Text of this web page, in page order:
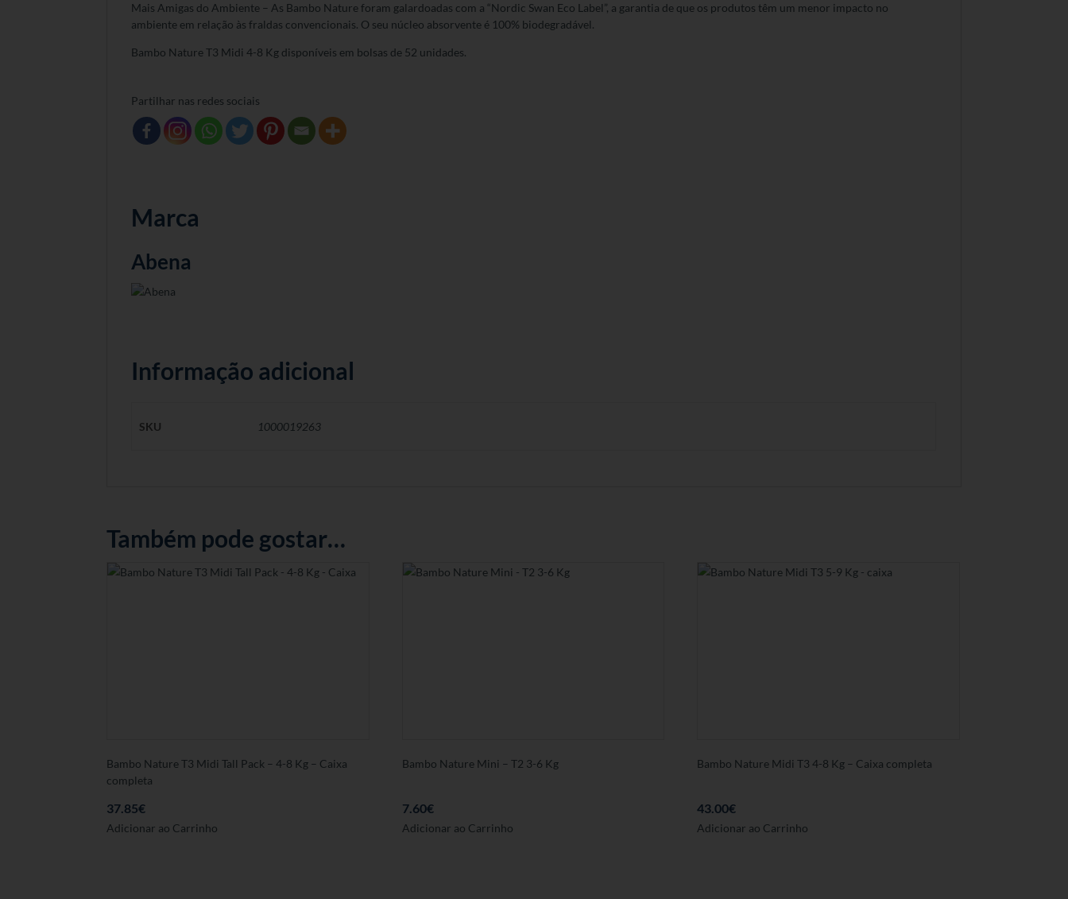
Mais Amigas do Ambiente – As Bambo Nature foram galardoadas com a “Nordic Swan Eco Label”, a garantia de que os produtos têm um menor impacto no
ambiente em relação às fraldas convencionais. O seu núcleo absorvente é 100% biodegradável.
Bambo Nature T3 Midi 4-8 Kg disponíveis em bolsas de 52 unidades.
Partilhar nas redes sociais
Marca
Abena
Informação adicional
SKU 1000019263
Também pode gostar…
Bambo Nature T3 Midi Tall Pack – 4-8 Kg – Caixa
completa
37.85€
Adicionar ao Carrinho
Bambo Nature Mini – T2 3-6 Kg
7.60€
Adicionar ao Carrinho
Bambo Nature Midi T3 4-8 Kg – Caixa completa
43.00€
Adicionar ao Carrinho